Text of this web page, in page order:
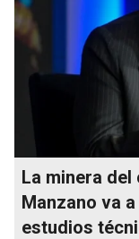
La minera
Manzano va
estudios